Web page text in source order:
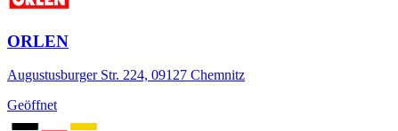
ORLEN
Augustusburger Str. 224, 09127 Chemnitz
Geöffnet